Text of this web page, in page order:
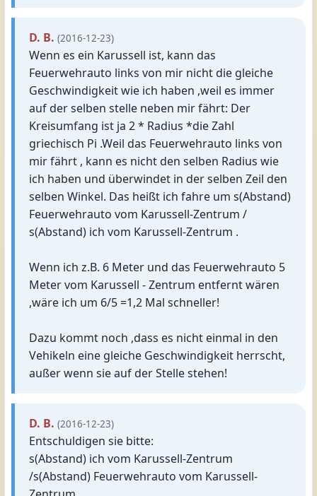
D. B. (2016-12-23)
Wenn es ein Karussell ist, kann das
Feuerwehrauto links von mir nicht die gleiche
Geschwindigkeit wie ich haben ,weil es immer
auf der selben stelle neben mir fährt: Der
Kreisumfang ist ja 2 * Radius *die Zahl
griechisch Pi .Weil das Feuerwehrauto links von
mir fährt , kann es nicht den selben Radius wie
ich haben und überwindet in der selben Zeil den
selben Winkel. Das heißt ich fahre um s(Abstand)
Feuerwehrauto vom Karussell-Zentrum /
s(Abstand) ich vom Karussell-Zentrum .
Wenn ich z.B. 6 Meter und das Feuerwehrauto 5
Meter vom Karussell - Zentrum entfernt wären
,wäre ich um 6/5 =1,2 Mal schneller!
Dazu kommt noch ,dass es nicht einmal in den
Vehikeln eine gleiche Geschwindigkeit herrscht,
außer wenn sie auf der Stelle stehen!
D. B. (2016-12-23)
Entschuldigen sie bitte:
s(Abstand) ich vom Karussell-Zentrum
/s(Abstand) Feuerwehrauto vom Karussell-